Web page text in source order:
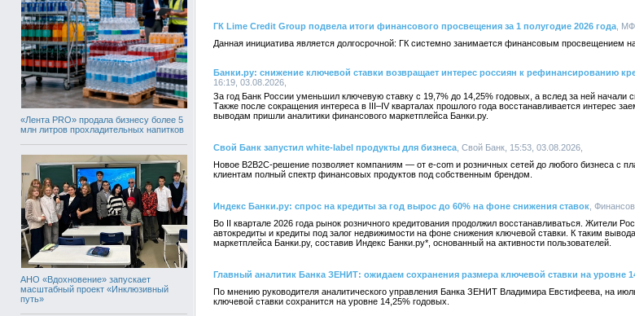
«Лента PRO» продала бизнесу более 5
млн литров прохладительных напитков
АНО «Вдохновение» запускает
масштабный проект «Инклюзивный
путь»
ГК Lime Credit Group подвела итоги финансового просвещения за 1 полугодие 2026 года ,
Данная инициатива является долгосрочной: ГК системно занимается финансовым просвещением
Банки.ру: снижение ключевой ставки возвращает интерес россиян к рефинансированию
16:19, 03.08.2026,
За год Банк России уменьшил ключевую ставку с 19,7% до 14,25% годовых, а вслед за ней начали
Также после сокращения интереса в III–IV кварталах прошлого года восстанавливается интерес
выводам пришли аналитики финансового маркетплейса Банки.ру.
Свой Банк запустил white-label продукты для бизнеса , Свой Банк, 15:53, 03.08.2026,
Новое B2B2C-решение позволяет компаниям — от e-com и розничных сетей до любого бизнеса с
клиентам полный спектр финансовых продуктов под собственным брендом.
Индекс Банки.ру: спрос на кредиты за год вырос до 60% на фоне снижения ставок ,
Во II квартале 2026 года рынок розничного кредитования продолжил восстанавливаться. Жители
автокредиты и кредиты под залог недвижимости на фоне снижения ключевой ставки. К таким
маркетплейса Банки.ру, составив Индекс Банки.ру*, основанный на активности пользователей.
Главный аналитик Банка ЗЕНИТ: ожидаем сохранения размера ключевой ставки на уровне
По мнению руководителя аналитического управления Банка ЗЕНИТ Владимира Евстифеева, на
ключевой ставки сохранится на уровне 14,25% годовых.